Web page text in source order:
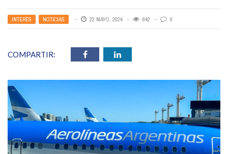
INTERÉS , NOTICIAS 22 MAYO, 2024 642 0
COMPARTIR: